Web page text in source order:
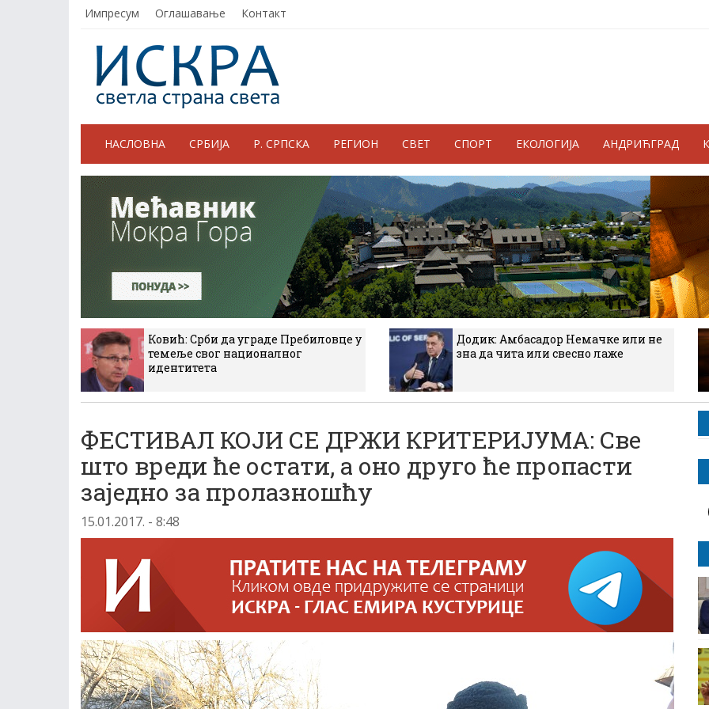
Импресум Оглашавање Контакт
НАСЛОВНА СРБИЈА Р. СРПСКА РЕГИОН СВЕТ СПОРТ ЕКОЛОГИЈА АНДРИЋГРАД
Ковић: Срби да уграде Пребиловце у
темеље свог националног
идентитета
Додик: Амбасадор Немачке или не
зна да чита или свесно лаже
ФЕСТИВАЛ КОЈИ СЕ ДРЖИ КРИТЕРИЈУМА: Све
што вреди ће остати, а оно друго ће пропасти
заједно за пролазношћу
15.01.2017. - 8:48